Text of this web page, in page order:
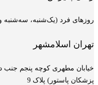
روزهای فرد (یک‌شنبه، سه‌شنبه و
تهران اسلامشهر
خیابان مطهری کوچه پنجم جنب
پزشکان پاستور) پلاک 9